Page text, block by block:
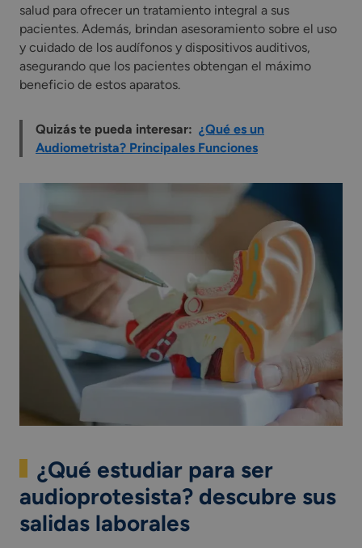
salud para ofrecer un tratamiento integral a sus
pacientes. Además, brindan asesoramiento sobre el uso
y cuidado de los audífonos y dispositivos auditivos,
asegurando que los pacientes obtengan el máximo
beneficio de estos aparatos.
Quizás te pueda interesar: ¿Qué es un
Audiometrista? Principales Funciones
¿Qué estudiar para ser
audioprotesista? descubre sus
salidas laborales